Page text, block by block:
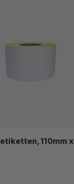
110mm x